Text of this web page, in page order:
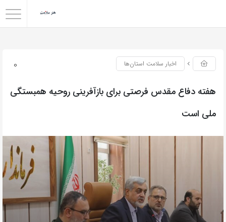
0 اخبار سلامت استان‌ها
هفته دفاع مقدس فرصتی برای بازآفرینی روحیه همبستگی
ملی است